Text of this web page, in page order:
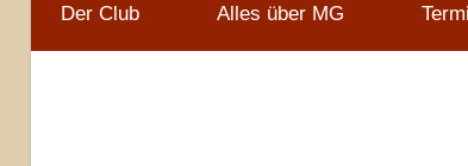
Der Club Alles über MG